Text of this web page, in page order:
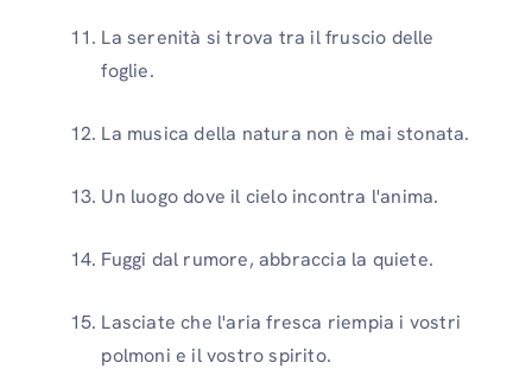
La serenità si trova tra il fruscio delle
foglie.
La musica della natura non è mai stonata.
Un luogo dove il cielo incontra l'anima.
Fuggi dal rumore, abbraccia la quiete.
Lasciate che l'aria fresca riempia i vostri
polmoni e il vostro spirito.